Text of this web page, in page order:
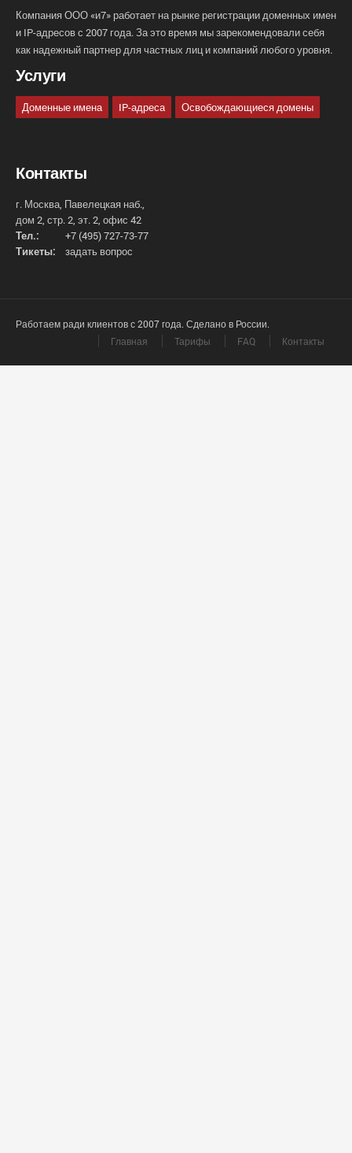
Компания ООО «и7» работает на рынке регистрации доменных имен
и IP-адресов с 2007 года. За это время мы зарекомендовали себя
как надежный партнер для частных лиц и компаний любого уровня.
Услуги
Доменные имена IP-адреса Освобождающиеся домены
Контакты
г. Москва, Павелецкая наб.,
дом 2, стр. 2, эт. 2, офис 42
Тел.:
+7 (495) 727-73-77
Тикеты:
задать вопрос
Работаем ради клиентов с 2007 года. Сделано в России.
Главная
Тарифы FAQ Контакты